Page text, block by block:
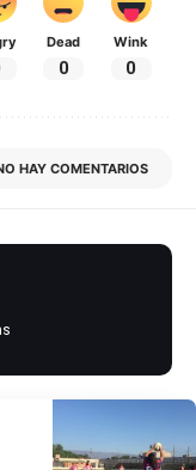
Dead
0
Wink
0
HAY COMENTARIOS